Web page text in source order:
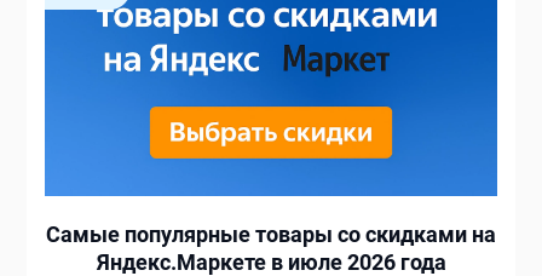
Самые популярные товары со скидками на
Яндекс.Маркете в июле 2026 года